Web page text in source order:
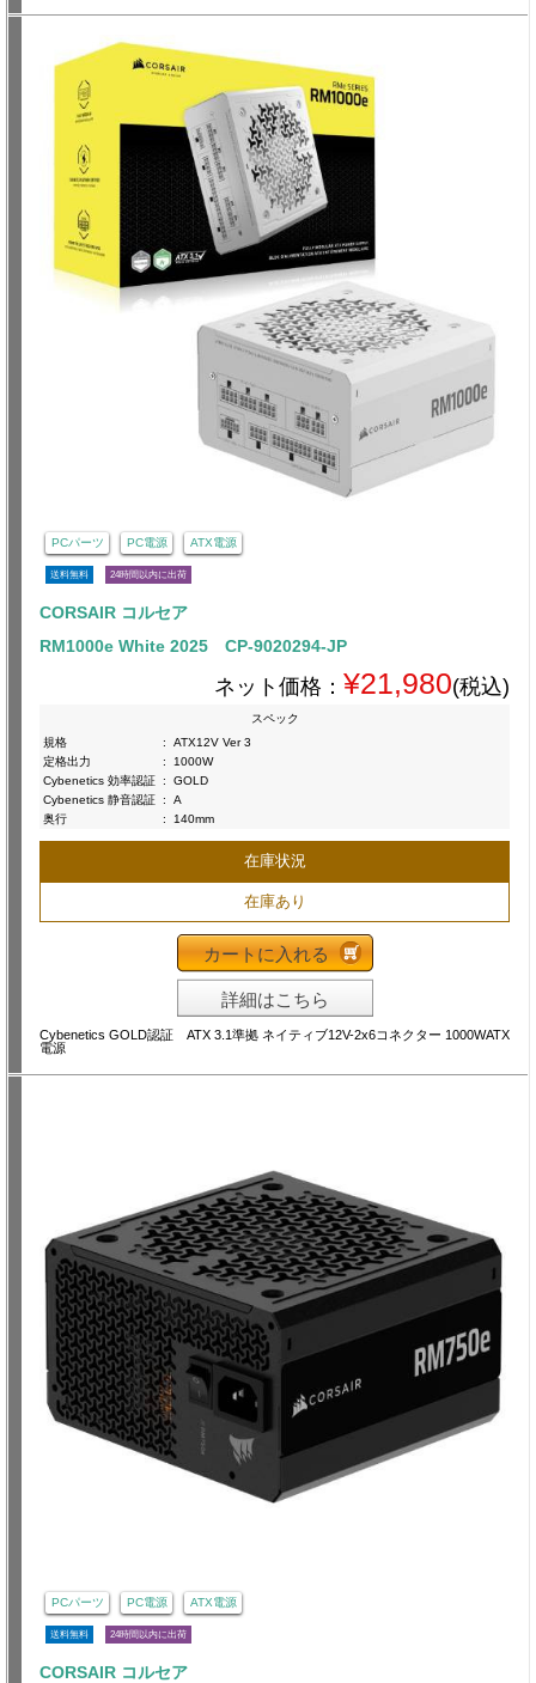
PCパーツ PC電源 ATX電源
送料無料 24時間以内に出荷
CORSAIR コルセア
RM1000e White 2025 CP-9020294-JP
ネット価格： ¥21,980(税込)
スペック
規格
:
ATX12V Ver 3
定格出力
:
1000W
Cybenetics 効率認証 :
GOLD
Cybenetics 静音認証 :
A
奥行
: 140mm
在庫状況
在庫あり
カートに入れる
詳細はこちら
Cybenetics GOLD認証 ATX 3.1準拠 ネイティブ12V-2x6コネクター 1000WATX
電源
PCパーツ PC電源 ATX電源
送料無料 24時間以内に出荷
CORSAIR コルセア